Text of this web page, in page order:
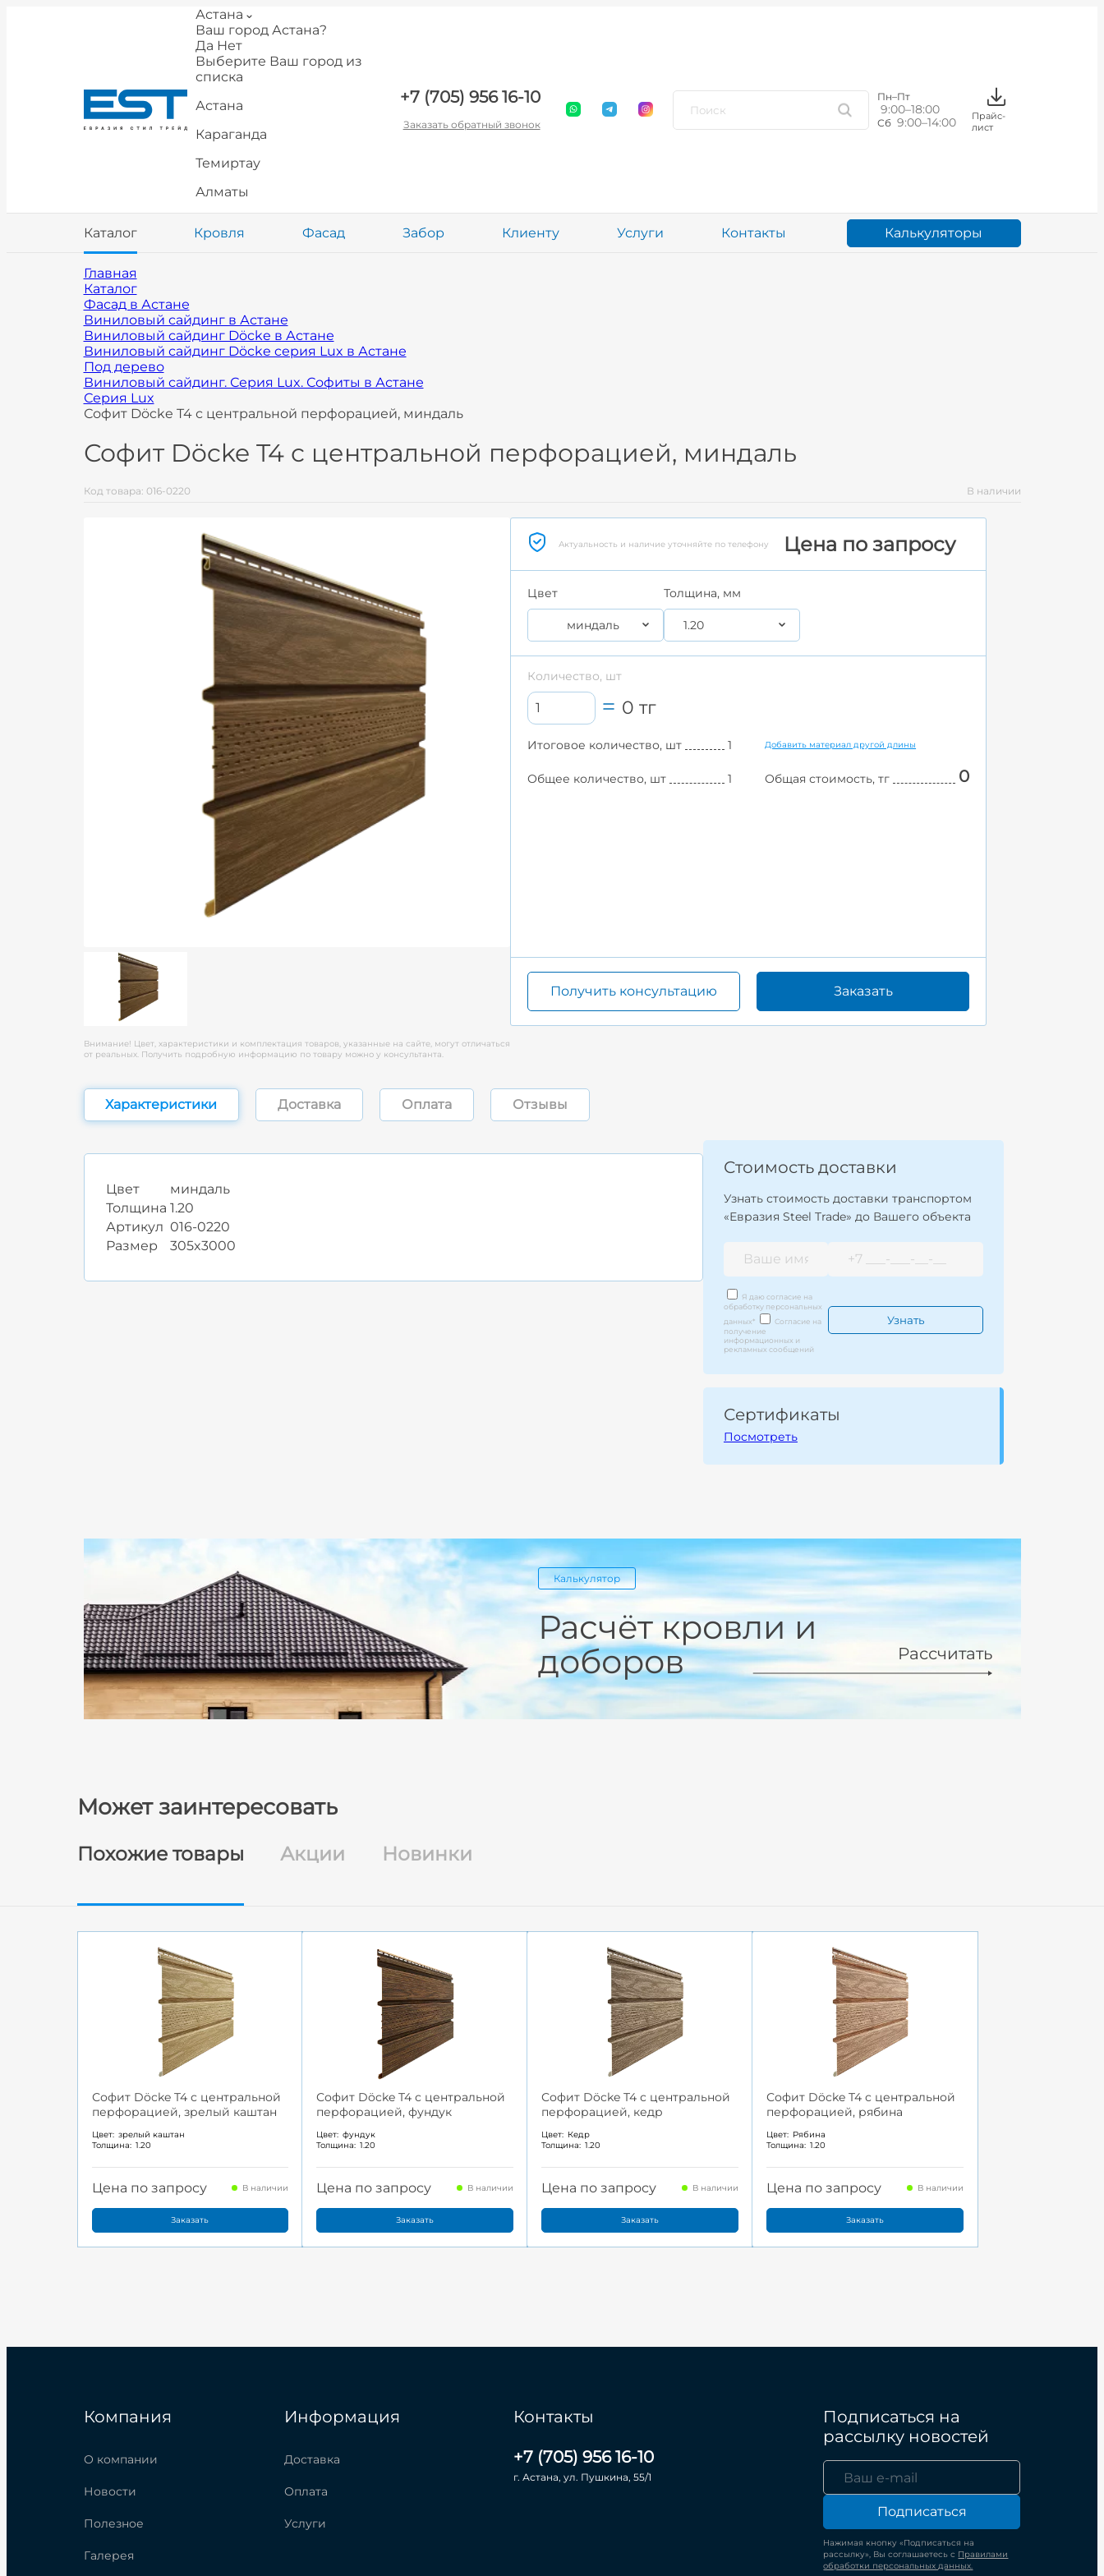
Астана
Ваш город Астана?
Да Нет
Выберите Ваш город из
списка
Астана
Караганда
Темиртау
Алматы
+7 (705) 956 16-10
Заказать обратный звонок
Пн–Пт
9:00–18:00
Сб 9:00–14:00
Прайс-
лист
Каталог Кровля Фасад Забор Клиенту Услуги Контакты Калькуляторы
Главная
Каталог
Фасад в Астане
Виниловый сайдинг в Астане
Виниловый сайдинг Döcke в Астане
Виниловый сайдинг Döcke cерия Lux в Астане
Под дерево
Виниловый сайдинг. Серия Lux. Софиты в Астане
Серия Lux
Софит Döcke T4 с центральной перфорацией, миндаль
Софит Döcke T4 с центральной перфорацией, миндаль
Код товара: 016-0220 В наличии
Внимание! Цвет, характеристики и комплектация товаров, указанные на сайте, могут отличаться
от реальных. Получить подробную информацию по товару можно у консультанта.
Актуальность и наличие уточняйте по телефону Цена по запросу
Цвет
миндаль
Толщина, мм
1.20
Количество, шт
0 тг
Итоговое количество, шт 1 Добавить материал другой длины
Общее количество, шт 1 Общая стоимость, тг 0
Получить консультацию Заказать
Характеристики Доставка Оплата Отзывы
Цвет
миндаль
Толщина 1.20
Артикул 016-0220
Размер
305x3000
Стоимость доставки
Узнать стоимость доставки транспортом
«Евразия Steel Trade» до Вашего объекта
Я даю согласие на
обработку персональных
данных*
Согласие на
получение
информационных и
рекламных сообщений
Сертификаты
Посмотреть
Калькулятор
Расчёт кровли и
доборов
Рассчитать
Может заинтересовать
Похожие товары Акции Новинки
Софит Döcke T4 с центральной
перфорацией, зрелый каштан
Цвет: зрелый каштан
Толщина: 1.20
Цена по запросу В наличии
Заказать
Софит Döcke T4 с центральной
перфорацией, фундук
Цвет: фундук
Толщина: 1.20
Цена по запросу В наличии
Заказать
Софит Döcke T4 с центральной
перфорацией, кедр
Цвет: Кедр
Толщина: 1.20
Цена по запросу В наличии
Заказать
Софит Döcke T4 с центральной
перфорацией, рябина
Цвет: Рябина
Толщина: 1.20
Цена по запросу В наличии
Заказать
Компания
О компании
Новости
Полезное
Галерея
Информация
Доставка
Оплата
Услуги
Контакты
+7 (705) 956 16-10
г. Астана, ул. Пушкина, 55/1
Подписаться на
рассылку новостей
Подписаться
Нажимая кнопку «Подписаться на
рассылку», Вы соглашаетесь с Правилами
обработки персональных данных.